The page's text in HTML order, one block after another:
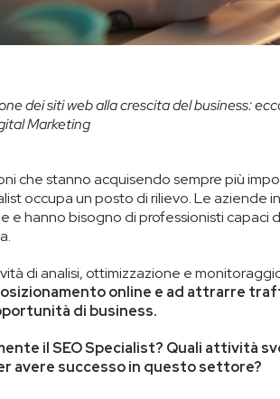
dei siti web alla crescita del business:
Marketing
che stanno acquisendo sempre più
occupa un posto di rilievo. Le aziende
e hanno bisogno di professionisti capaci
di analisi, ottimizzazione e
online e ad attrarre
di business.
il SEO Specialist? Quali attività
avere successo in questo settore?